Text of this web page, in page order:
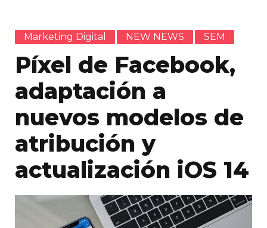
Marketing Digital NEW NEWS SEM
Píxel de Facebook,
adaptación a
nuevos modelos de
atribución y
actualización iOS 14